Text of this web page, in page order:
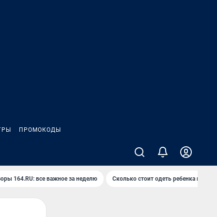
ПРОМОКОДЫ
164.RU: все важное за неделю Сколько стоит одеть ребенка на